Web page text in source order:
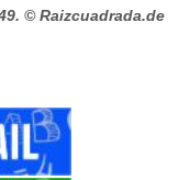
© Raizcuadrada.de